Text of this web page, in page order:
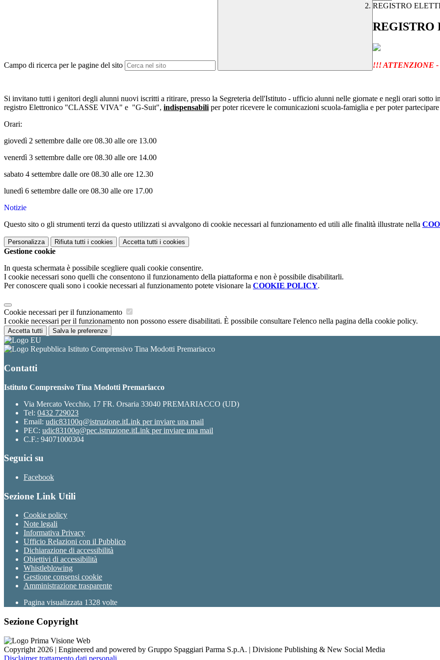
Campo di ricerca per le pagine del sito
REGISTRO
REGISTRO
!!! ATTENZIONE
Si invitano tutti i genitori degli alunni nuovi iscritti a ritirare, presso la Segreteria dell'Istituto - ufficio alunni nelle giornate e negli orari sotto
registro Elettronico "CLASSE VIVA" e "G-Suit", indispensabili per poter ricevere le comunicazioni scuola-famiglia e per poter partecipare
Orari:
giovedì 2 settembre dalle ore 08.30 alle ore 13.00
venerdì 3 settembre dalle ore 08.30 alle ore 14.00
sabato 4 settembre dalle ore 08.30 alle ore 12.30
lunedì 6 settembre dalle ore 08.30 alle ore 17.00
Notizie
Questo sito o gli strumenti terzi da questo utilizzati si avvalgono di cookie necessari al funzionamento ed utili alle finalità illustrate nella
Personalizza Rifiuta tutti i cookies Accetta tutti i cookies
Gestione cookie
In questa schermata è possibile scegliere quali cookie consentire.
I cookie necessari sono quelli che consentono il funzionamento della piattaforma e non è possibile disabilitarli.
Per conoscere quali sono i cookie necessari al funzionamento potete visionare la COOKIE POLICY.
Cookie necessari per il funzionamento
I cookie necessari per il funzionamento non possono essere disabilitati. È possibile consultare l'elenco nella pagina della cookie policy.
Accetta tutti Salva le preferenze
Istituto Comprensivo Tina Modotti Premariacco
Contatti
Istituto Comprensivo Tina Modotti Premariacco
Via Mercato Vecchio, 17 FR. Orsaria 33040 PREMARIACCO (UD)
Tel: 0432 729023
Email: udic83100q@istruzione.itLink per inviare una mail
PEC: udic83100q@pec.istruzione.itLink per inviare una mail
C.F.: 94071000304
Seguici su
Facebook
Sezione Link Utili
Cookie policy
Note legali
Informativa Privacy
Ufficio Relazioni con il Pubblico
Dichiarazione di accessibilità
Obiettivi di accessibilità
Whistleblowing
Gestione consensi cookie
Amministrazione trasparente
Pagina visualizzata 1328 volte
Sezione Copyright
Copyright 2026 | Engineered and powered by Gruppo Spaggiari Parma S.p.A. | Divisione Publishing & New Social Media
Disclaimer trattamento dati personali